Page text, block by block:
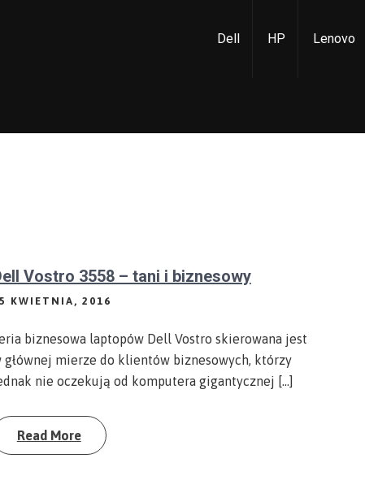
Dell HP Lenovo
Vostro 3558 – tani i biznesowy
KWIETNIA, 2016
biznesowa laptopów Dell Vostro skierowana jest
głównej mierze do klientów biznesowych, którzy
nie oczekują od komputera gigantycznej […]
Read More